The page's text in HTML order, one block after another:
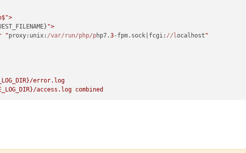
">
"
proxy:unix: /var/run/php/php7.3-fpm.sock|fcgi: //localhost "
/error.log